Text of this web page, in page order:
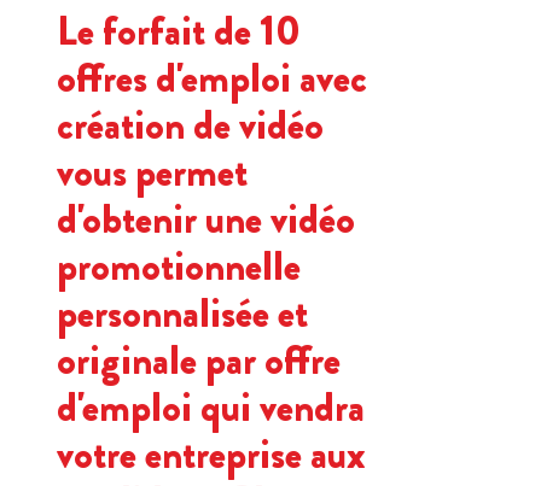
Le forfait de 10
offres d'emploi avec
création de vidéo
vous permet
d'obtenir une vidéo
promotionnelle
personnalisée et
originale par offre
d'emploi qui vendra
votre entreprise aux